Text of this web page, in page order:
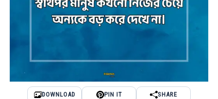
DOWNLOAD PIN IT SHARE